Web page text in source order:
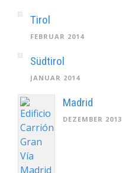
Tirol
FEBRUAR 2014
Südtirol
JANUAR 2014
Madrid
DEZEMBER 2013